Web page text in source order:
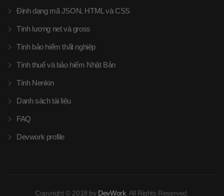
Định dạng mã JSON, HTML và CSS
Tính lương net và gross
Tính bảo hiểm thất nghiệp
Tính thuế và bảo hiểm Nhật Bản
Tính Nenkin
Danh sách tài liệu
FAQ
Devwork profile
Copyright © 2018 by DevWork. All Rights Reserved.